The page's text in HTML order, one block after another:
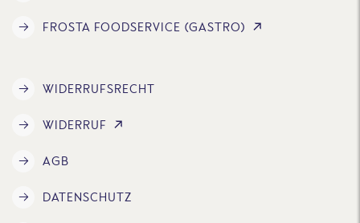
FROSTA FOODSERVICE (GASTRO)
WIDERRUFSRECHT
WIDERRUF
AGB
DATENSCHUTZ